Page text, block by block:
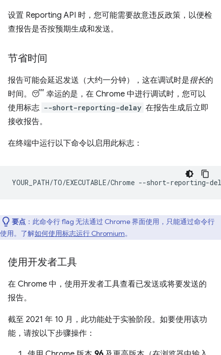
设置 Reporting API 时，您可能需要故意违反政策，以便检
查报告是否按预期生成和发送。
节省时间
报告可能会延迟发送（大约一分钟），这在调试时是很长的
时间。😴 幸运的是，在 Chrome 中进行调试时，您可以
使用标志 --short-reporting-delay 在报告生成后立即
接收报告。
在终端中运行以下命令以启用此标志：
YOUR_PATH/TO/EXECUTABLE/Chrome
要点 ：此命令行 flag 无法通过 Chrome 界面使用，只能通过命令行
使用。了解如何使用标志运行 Chromium。
使用开发者工具
在 Chrome 中，使用开发者工具查看已发送或将要发送的
报告。
截至 2021 年 10 月，此功能处于实验阶段。如要使用该功
能，请按以下步骤操作：